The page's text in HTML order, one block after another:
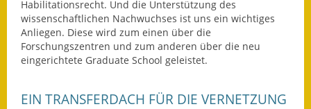
Sitzungsberichte 2020
Gemeindeverwaltung
Haushalt & Finanzen
Habilitationsrecht. Und die Unterstützung des
wissenschaftlichen Nachwuchses ist uns ein wichtiges
Anliegen. Diese wird zum einen über die
Forschungszentren und zum anderen über die neu
eingerichtete Graduate School geleistet.
EIN TRANSFERDACH FÜR DIE VERNETZUNG